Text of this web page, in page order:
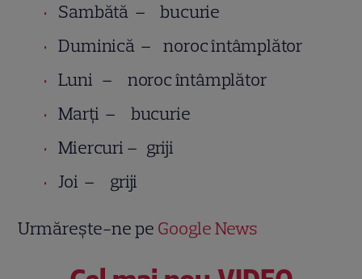
Sambătă – bucurie
Duminică – noroc întâmplător
Luni – noroc întâmplător
Marţi – bucurie
Miercuri – griji
Joi – griji
Urmărește-ne pe Google News